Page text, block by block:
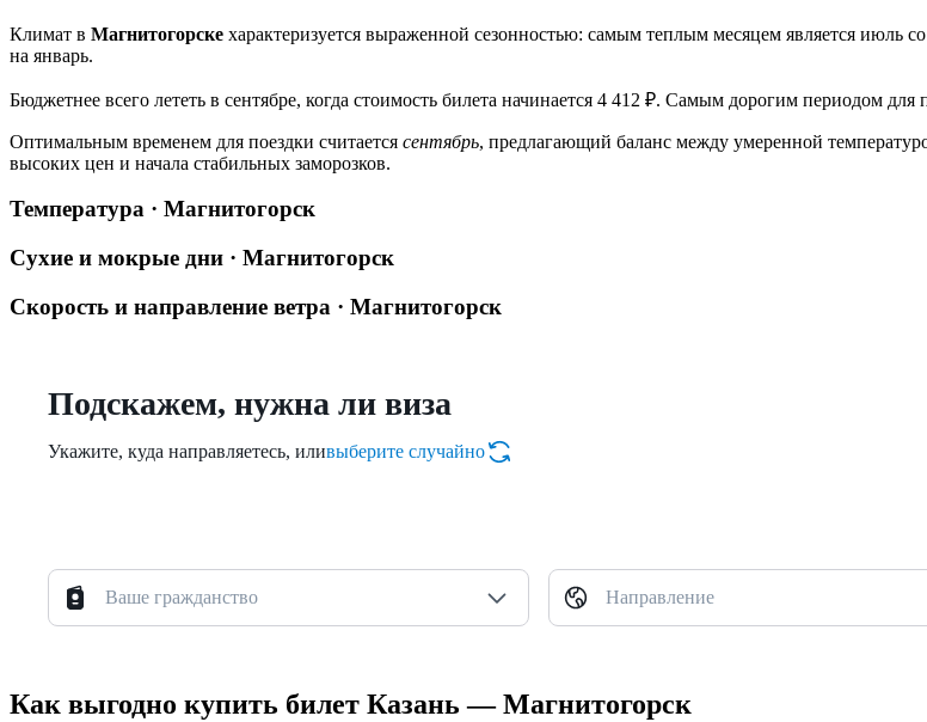
Климат в Магнитогорске характеризуется выраженной сезонностью: самым теплым месяцем является июль
на январь.
Бюджетнее всего лететь в сентябре, когда стоимость билета начинается 4 412 ₽. Самым дорогим периодом для
Оптимальным временем для поездки считается сентябрь, предлагающий баланс между умеренной
высоких цен и начала стабильных заморозков.
Температура · Магнитогорск
Сухие и мокрые дни · Магнитогорск
Скорость и направление ветра · Магнитогорск
Подскажем, нужна ли виза
Укажите, куда направляетесь, иливыберите случайно
Ваше гражданство Направление
Как выгодно купить билет Казань — Магнитогорск